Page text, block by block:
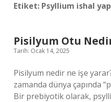
Etiket: Psyllium ishal
Pisilyum Otu
Tarih: Ocak 14, 2025
Pisilyum nedir ne işe
zamanda dünya çapında
Bir prebiyotik olarak,